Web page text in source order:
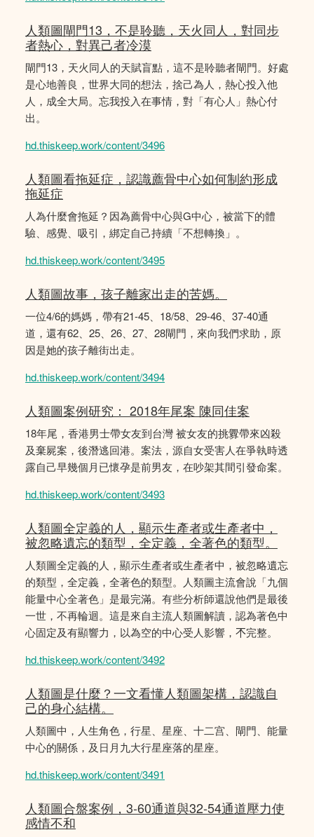
人類圖閘門13，不是聆聽，天火同人，對同步
者熱心，對異己者冷漠
閘門13，天火同人的天賦盲點，這不是聆聽者閘門。好處
是心地善良，世界大同的想法，捨己為人，熱心投入他
人，成全大局。忘我投入在事情，對「有心人」熱心付
出。
hd.thiskeep.work/content/3496
人類圖看拖延症，認識薦骨中心如何制約形成
拖延症
人為什麼會拖延？因為薦骨中心與G中心，被當下的體
驗、感覺、吸引，綁定自己持續「不想轉換」。
hd.thiskeep.work/content/3495
人類圖故事，孩子離家出走的苦媽。
一位4/6的媽媽，帶有21-45、18/58、29-46、37-40通
道，還有62、25、26、27、28閘門，來向我們求助，原
因是她的孩子離街出走。
hd.thiskeep.work/content/3494
人類圖案例研究： 2018年尾案 陳同佳案
18年尾，香港男士帶女友到台灣 被女友的挑釁帶來凶殺
及棄屍案，後潛逃回港。案法，源自女受害人在爭執時透
露自己早幾個月已懷孕是前男友，在吵架其間引發命案。
hd.thiskeep.work/content/3493
人類圖全定義的人，顯示生產者或生產者中，
被忽略遺忘的類型，全定義，全著色的類型。
人類圖全定義的人，顯示生產者或生產者中，被忽略遺忘
的類型，全定義，全著色的類型。人類圖主流會說「九個
能量中心全著色」是最完滿。有些分析師還說他們是最後
一世，不再輪迴。這是來自主流人類圖解讀，認為著色中
心固定及有顯響力，以為空的中心受人影響，𣎴完整。
hd.thiskeep.work/content/3492
人類圖是什麼？一文看懂人類圖架構，認識自
己的身心結構。
人類圖中，人生角色，行星、星座、十二宫、閘門、能量
中心的關係，及日月九大行星座落的星座。
hd.thiskeep.work/content/3491
人類圖合盤案例，3-60通道與32-54通道壓力使
感情不和